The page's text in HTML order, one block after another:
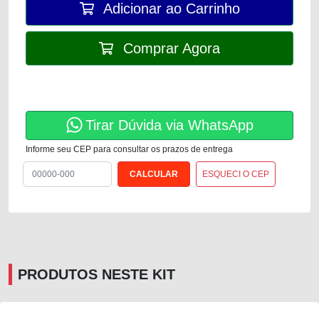
Adicionar ao Carrinho
Comprar Agora
Tirar Dúvida via WhatsApp
Informe seu CEP para consultar os prazos de entrega
ESQUECI O CEP
PRODUTOS NESTE KIT